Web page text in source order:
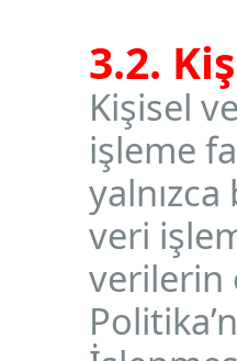
3.2.
Kişisel
işleme
veri
verilerin